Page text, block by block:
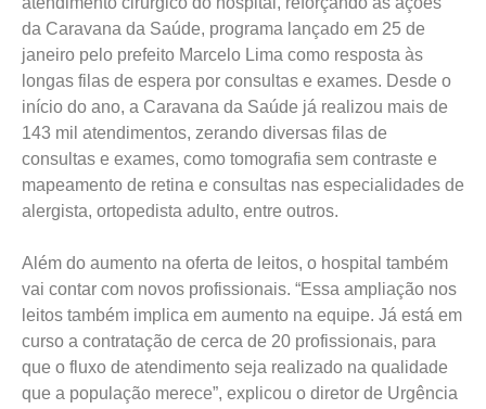
da Caravana da Saúde, programa lançado em 25 de
janeiro pelo prefeito Marcelo Lima como resposta às
longas filas de espera por consultas e exames. Desde o
início do ano, a Caravana da Saúde já realizou mais de
143 mil atendimentos, zerando diversas filas de
consultas e exames, como tomografia sem contraste e
mapeamento de retina e consultas nas especialidades de
alergista, ortopedista adulto, entre outros.
Além do aumento na oferta de leitos, o hospital também
vai contar com novos profissionais. “Essa ampliação nos
leitos também implica em aumento na equipe. Já está em
curso a contratação de cerca de 20 profissionais, para
que o fluxo de atendimento seja realizado na qualidade
que a população merece”, explicou o diretor de Urgência